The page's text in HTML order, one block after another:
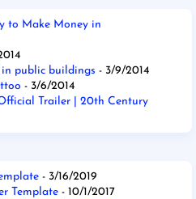
to Make Money in
in public buildings - 3/9/2014
- 3/6/2014
Trailer | 20th Century
- 3/16/2019
Template - 10/1/2017